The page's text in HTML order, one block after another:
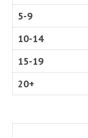
5-9
10-14
15-19
20+